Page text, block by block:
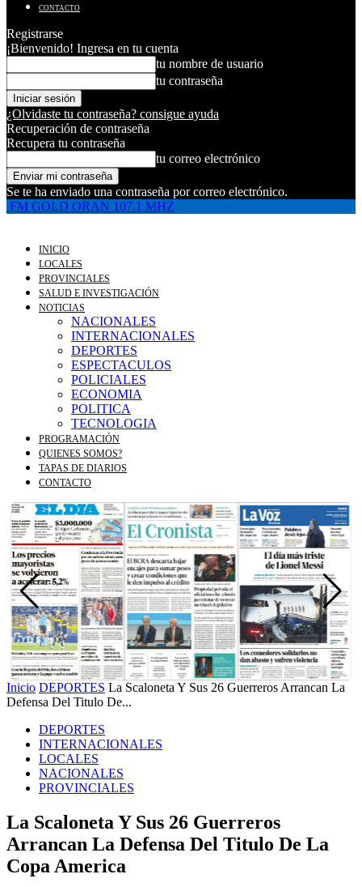
CONTACTO
Registrarse
¡Bienvenido! Ingresa en tu cuenta
tu nombre de usuario
tu contraseña
¿Olvidaste tu contraseña? consigue ayuda
Recuperación de contraseña
Recupera tu contraseña
tu correo electrónico
Se te ha enviado una contraseña por correo electrónico.
FM GOLD ORAN 107.1 MHZ
INICIO
LOCALES
PROVINCIALES
SALUD E INVESTIGACIÓN
NOTICIAS
NACIONALES
INTERNACIONALES
DEPORTES
ESPECTACULOS
POLICIALES
ECONOMIA
POLITICA
TECNOLOGIA
PROGRAMACIÓN
QUIENES SOMOS?
TAPAS DE DIARIOS
CONTACTO
Inicio DEPORTES La Scaloneta Y Sus 26 Guerreros Arrancan La
Defensa Del Titulo De...
DEPORTES
INTERNACIONALES
LOCALES
NACIONALES
PROVINCIALES
La Scaloneta Y Sus 26 Guerreros
Arrancan La Defensa Del Titulo De La
Copa America